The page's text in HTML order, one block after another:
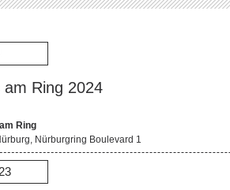
am Ring 2024
Ring
Nürburgring Boulevard 1